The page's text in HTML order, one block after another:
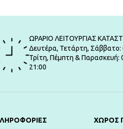
ΩΡΑΡΙΟ ΛΕΙΤΟΥΡΓΙΑΣ
Δευτέρα, Τετάρτη, Σάββατο:
Τρίτη, Πέμπτη & Παρασκευή:
21:00
ΧΏΡΟΣ